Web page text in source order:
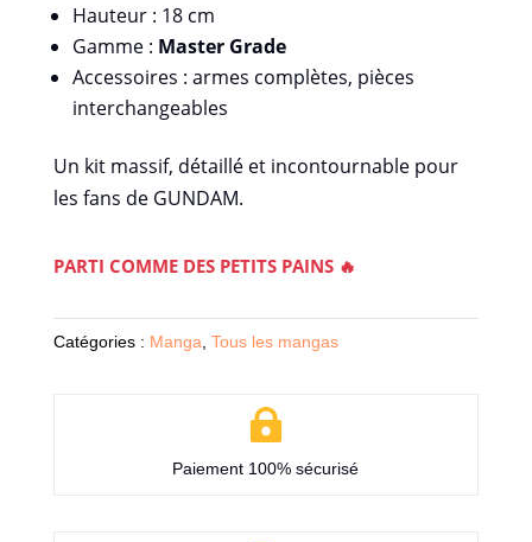
Hauteur : 18 cm
Gamme : Master Grade
Accessoires : armes complètes, pièces
interchangeables
Un kit massif, détaillé et incontournable pour
les fans de GUNDAM.
PARTI COMME DES PETITS PAINS 🔥
Catégories : Manga Tous les mangas

Paiement 100% sécurisé